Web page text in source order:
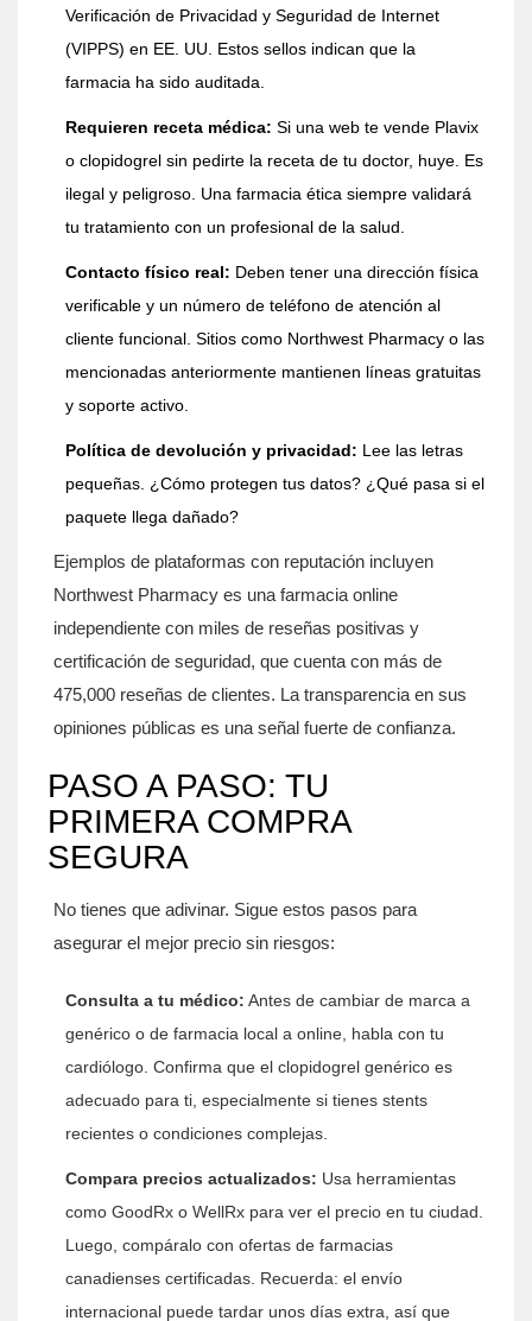
Verificación de Privacidad y Seguridad de Internet
(VIPPS) en EE. UU. Estos sellos indican que la
farmacia ha sido auditada.
Requieren receta médica: Si una web te vende Plavix
o clopidogrel sin pedirte la receta de tu doctor, huye. Es
ilegal y peligroso. Una farmacia ética siempre validará
tu tratamiento con un profesional de la salud.
Contacto físico real: Deben tener una dirección física
verificable y un número de teléfono de atención al
cliente funcional. Sitios como Northwest Pharmacy o las
mencionadas anteriormente mantienen líneas gratuitas
y soporte activo.
Política de devolución y privacidad: Lee las letras
pequeñas. ¿Cómo protegen tus datos? ¿Qué pasa si el
paquete llega dañado?
Ejemplos de plataformas con reputación incluyen
Northwest Pharmacy es una farmacia online
independiente con miles de reseñas positivas y
certificación de seguridad, que cuenta con más de
475,000 reseñas de clientes. La transparencia en sus
opiniones públicas es una señal fuerte de confianza.
PASO A PASO: TU
PRIMERA COMPRA
SEGURA
No tienes que adivinar. Sigue estos pasos para
asegurar el mejor precio sin riesgos:
Consulta a tu médico: Antes de cambiar de marca a
genérico o de farmacia local a online, habla con tu
cardiólogo. Confirma que el clopidogrel genérico es
adecuado para ti, especialmente si tienes stents
recientes o condiciones complejas.
Compara precios actualizados: Usa herramientas
como GoodRx o WellRx para ver el precio en tu ciudad.
Luego, compáralo con ofertas de farmacias
canadienses certificadas. Recuerda: el envío
internacional puede tardar unos días extra, así que